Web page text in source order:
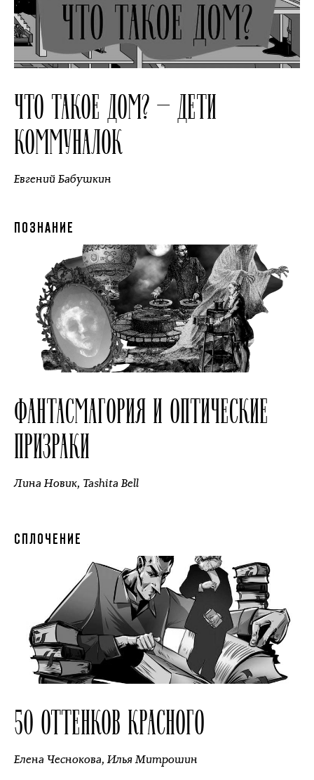
ЧТО ТАКОЕ ДОМ? — ДЕТИ
КОММУНАЛОК
Евгений Бабушкин
ПОЗНАНИЕ
ФАНТАСМАГОРИЯ И ОПТИЧЕСКИЕ
ПРИЗРАКИ
Лина Новик, Tashita Bell
СПЛОЧЕНИЕ
50 ОТТЕНКОВ КРАСНОГО
Елена Чеснокова,Илья Митрошин